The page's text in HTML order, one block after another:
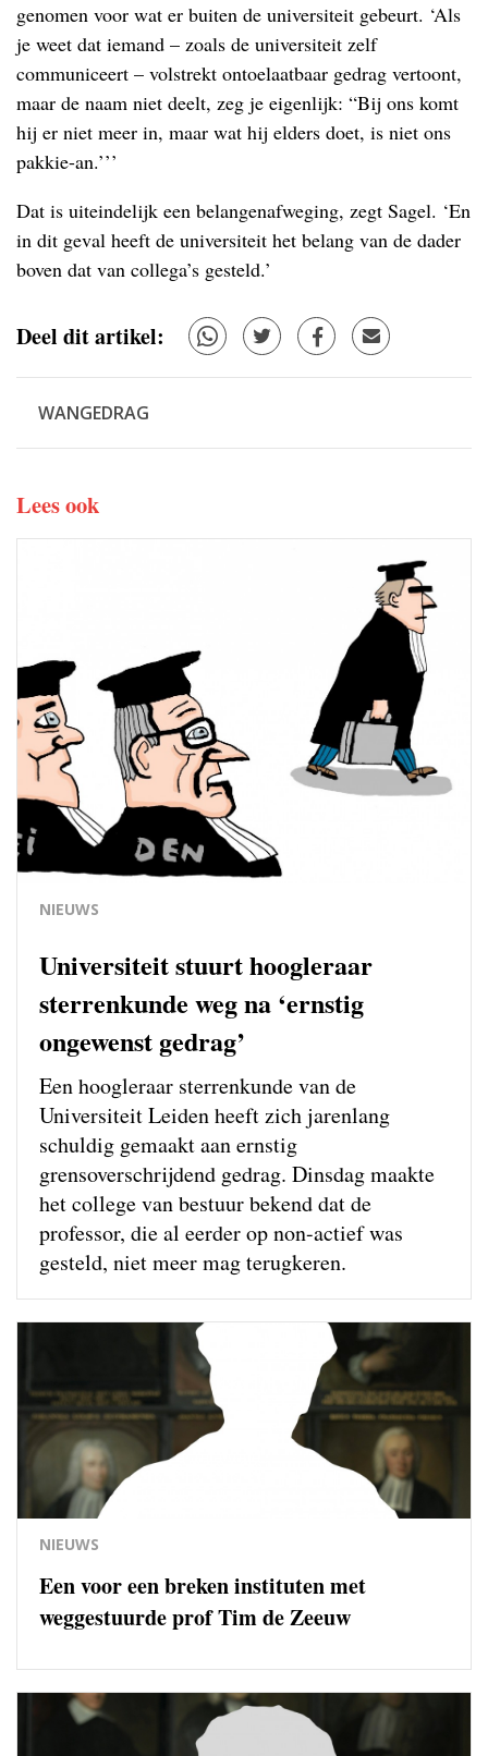
genomen voor wat er buiten de universiteit gebeurt. ‘Als
je weet dat iemand – zoals de universiteit zelf
communiceert – volstrekt ontoelaatbaar gedrag vertoont,
maar de naam niet deelt, zeg je eigenlijk: “Bij ons komt
hij er niet meer in, maar wat hij elders doet, is niet ons
pakkie-an.’’’
Dat is uiteindelijk een belangenafweging, zegt Sagel. ‘En
in dit geval heeft de universiteit het belang van de dader
boven dat van collega’s gesteld.’
Deel dit artikel:
WANGEDRAG
Lees ook
NIEUWS
Universiteit stuurt hoogleraar
sterrenkunde weg na ‘ernstig
ongewenst gedrag’
Een hoogleraar sterrenkunde van de
Universiteit Leiden heeft zich jarenlang
schuldig gemaakt aan ernstig
grensoverschrijdend gedrag. Dinsdag maakte
het college van bestuur bekend dat de
professor, die al eerder op non-actief was
gesteld, niet meer mag terugkeren.
NIEUWS
Een voor een breken instituten met
weggestuurde prof Tim de Zeeuw